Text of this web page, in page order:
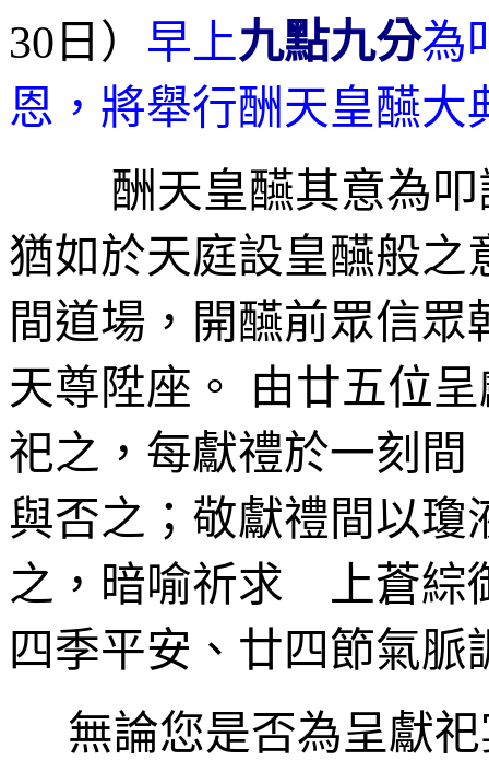
30日） 早上九點九分
恩，將舉行酬天皇醼大
酬天皇醼其意為
猶如於天庭設皇醼般之
間道場，開醼前眾信
天尊陞座。 由廿五位
祀之，每獻禮於一刻間
與否之；敬獻禮間以瓊
之，暗喻祈求 上蒼綜
四季平安、廿四節氣
無論您是否為呈獻